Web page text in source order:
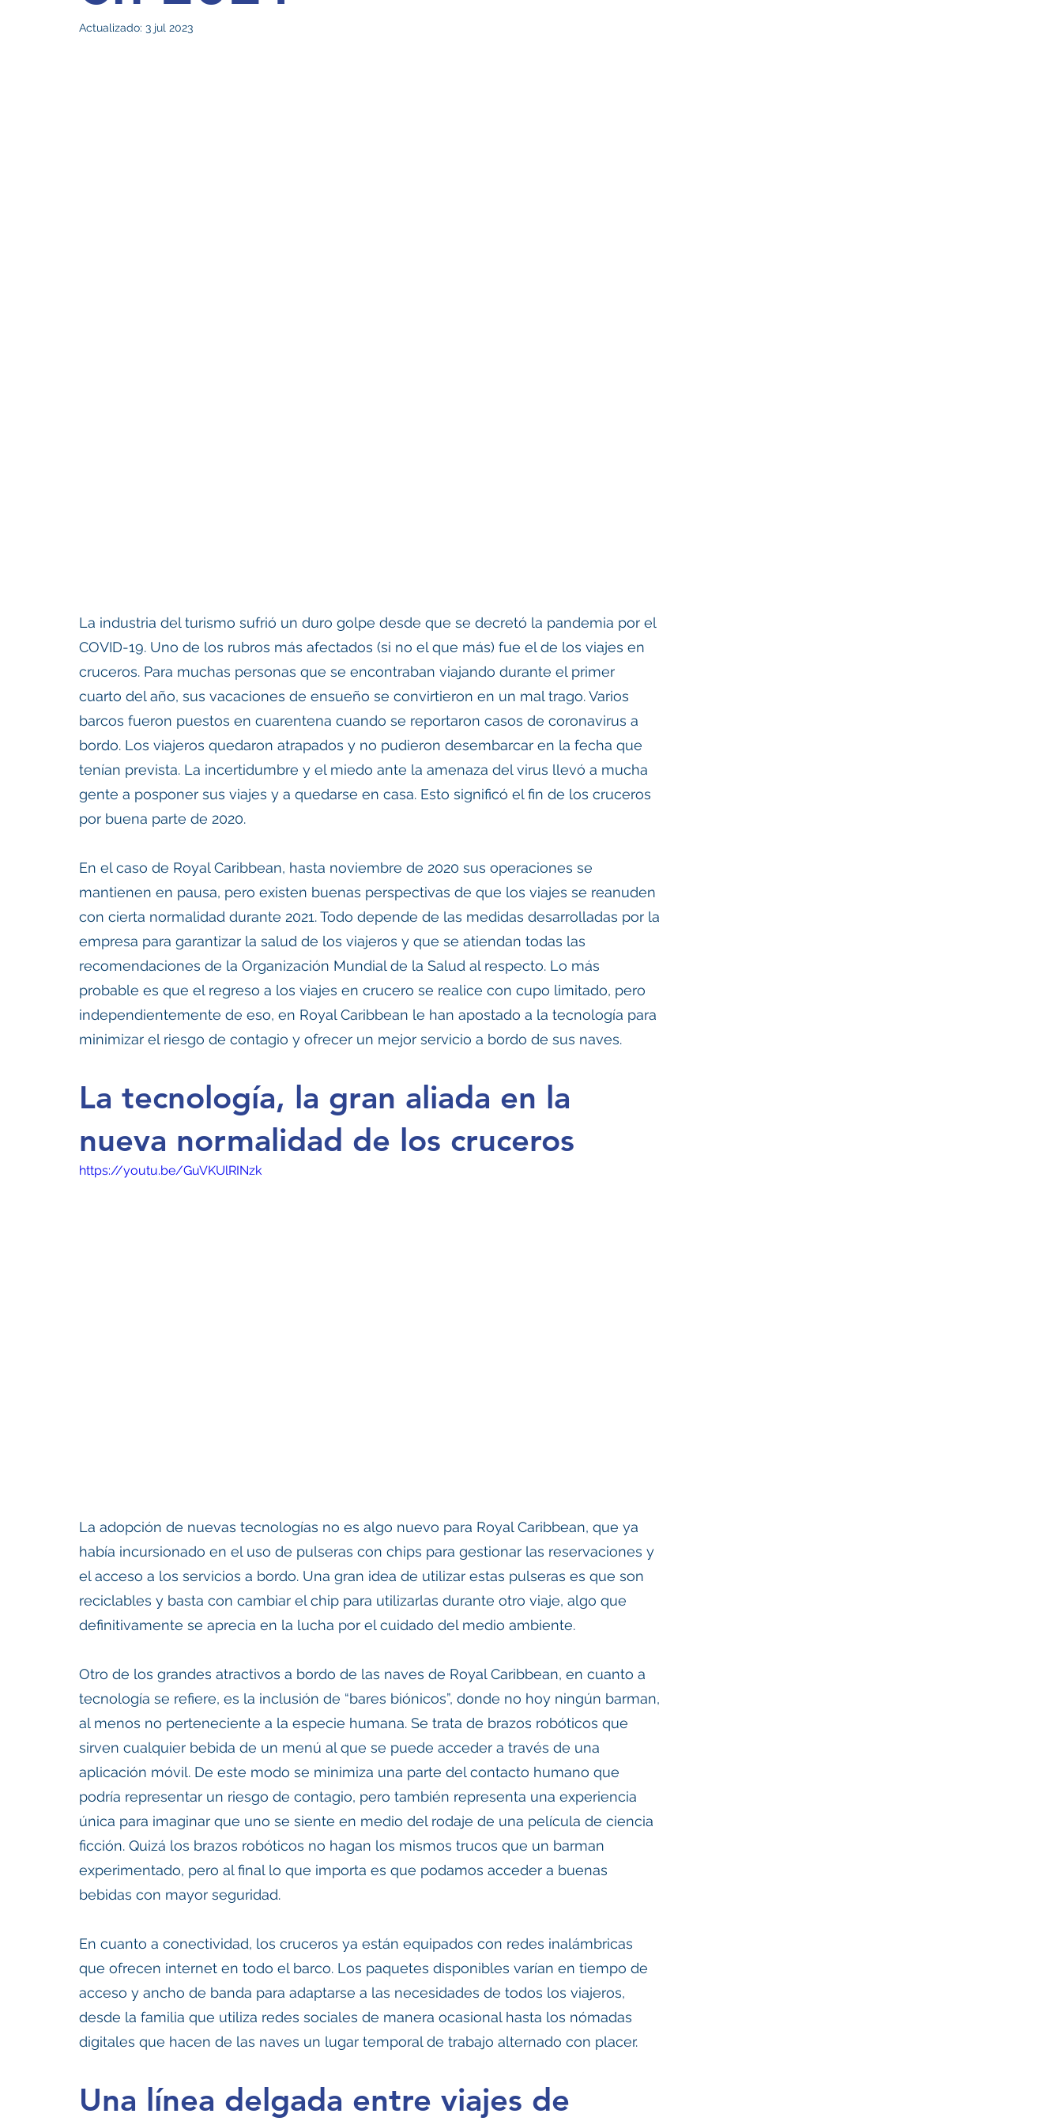
Actualizado: 3 jul 2023
La industria del turismo sufrió un duro golpe desde que se decretó la pandemia por el
COVID-19. Uno de los rubros más afectados (si no el que más) fue el de los viajes en
cruceros. Para muchas personas que se encontraban viajando durante el primer
cuarto del año, sus vacaciones de ensueño se convirtieron en un mal trago. Varios
barcos fueron puestos en cuarentena cuando se reportaron casos de coronavirus a
bordo. Los viajeros quedaron atrapados y no pudieron desembarcar en la fecha que
tenían prevista. La incertidumbre y el miedo ante la amenaza del virus llevó a mucha
gente a posponer sus viajes y a quedarse en casa. Esto significó el fin de los cruceros
por buena parte de 2020.
En el caso de Royal Caribbean, hasta noviembre de 2020 sus operaciones se
mantienen en pausa, pero existen buenas perspectivas de que los viajes se reanuden
con cierta normalidad durante 2021. Todo depende de las medidas desarrolladas por la
empresa para garantizar la salud de los viajeros y que se atiendan todas las
recomendaciones de la Organización Mundial de la Salud al respecto. Lo más
probable es que el regreso a los viajes en crucero se realice con cupo limitado, pero
independientemente de eso, en Royal Caribbean le han apostado a la tecnología para
minimizar el riesgo de contagio y ofrecer un mejor servicio a bordo de sus naves.
La tecnología, la gran aliada en la
nueva normalidad de los cruceros
https://youtu.be/GuVKUlRINzk
La adopción de nuevas tecnologías no es algo nuevo para Royal Caribbean, que ya
había incursionado en el uso de pulseras con chips para gestionar las reservaciones y
el acceso a los servicios a bordo. Una gran idea de utilizar estas pulseras es que son
reciclables y basta con cambiar el chip para utilizarlas durante otro viaje, algo que
definitivamente se aprecia en la lucha por el cuidado del medio ambiente.
Otro de los grandes atractivos a bordo de las naves de Royal Caribbean, en cuanto a
tecnología se refiere, es la inclusión de “bares biónicos”, donde no hoy ningún barman,
al menos no perteneciente a la especie humana. Se trata de brazos robóticos que
sirven cualquier bebida de un menú al que se puede acceder a través de una
aplicación móvil. De este modo se minimiza una parte del contacto humano que
podría representar un riesgo de contagio, pero también representa una experiencia
única para imaginar que uno se siente en medio del rodaje de una película de ciencia
ficción. Quizá los brazos robóticos no hagan los mismos trucos que un barman
experimentado, pero al final lo que importa es que podamos acceder a buenas
bebidas con mayor seguridad.
En cuanto a conectividad, los cruceros ya están equipados con redes inalámbricas
que ofrecen internet en todo el barco. Los paquetes disponibles varían en tiempo de
acceso y ancho de banda para adaptarse a las necesidades de todos los viajeros,
desde la familia que utiliza redes sociales de manera ocasional hasta los nómadas
digitales que hacen de las naves un lugar temporal de trabajo alternado con placer.
Una línea delgada entre viajes de